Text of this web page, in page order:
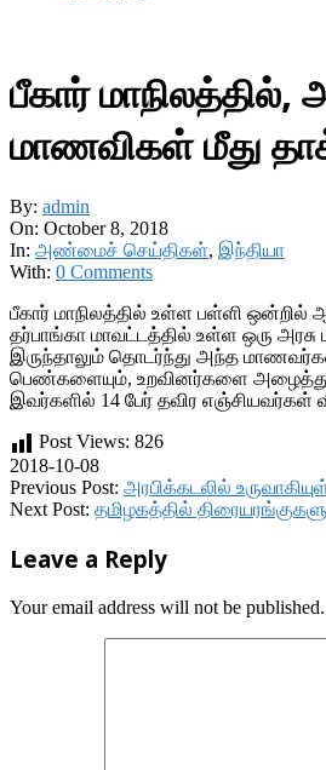
பீகார்
மாணவிகள் மீது
By: admin
On: October 8, 2018
In: அண்மைச் செய்திகள், இந்தியா
With: 0 Comments
பீகார் மாநிலத்தில் உள்ள பள்ளி ஒன்றில்
தர்பாங்கா மாவட்டத்தில் உள்ள ஒரு
இருந்தாலும் தொடர்ந்து அந்த
பெண்களையும், உறவினர்களை அழைத்து
இவர்களில் 14 பேர் தவிர எஞ்சியவர்கள்
Post Views: 826
2018-10-08
Previous Post: அரபிக்கடலில்
Next Post: தமிழகத்தில்
Leave a Reply
Your email address will not be published.